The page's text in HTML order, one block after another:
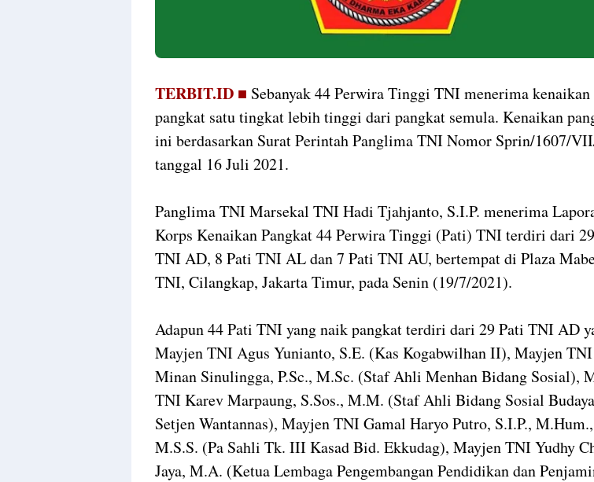
TERBIT.ID ■ Sebanyak 44 Perwira Tinggi TNI menerima kenaikan
pangkat satu tingkat lebih tinggi dari pangkat semula. Kenaikan
ini berdasarkan Surat Perintah Panglima TNI Nomor Sprin/1607/
tanggal 16 Juli 2021.
Panglima TNI Marsekal TNI Hadi Tjahjanto, S.I.P. menerima
Korps Kenaikan Pangkat 44 Perwira Tinggi (Pati) TNI terdiri dari
TNI AD, 8 Pati TNI AL dan 7 Pati TNI AU, bertempat di Plaza
TNI, Cilangkap, Jakarta Timur, pada Senin (19/7/2021).
Adapun 44 Pati TNI yang naik pangkat terdiri dari 29 Pati TNI AD
Mayjen TNI Agus Yunianto, S.E. (Kas Kogabwilhan II), Mayjen TNI
Minan Sinulingga, P.Sc., M.Sc. (Staf Ahli Menhan Bidang Sosial),
TNI Karev Marpaung, S.Sos., M.M. (Staf Ahli Bidang Sosial Budaya
Setjen Wantannas), Mayjen TNI Gamal Haryo Putro, S.I.P., M.Hum.,
M.S.S. (Pa Sahli Tk. III Kasad Bid. Ekkudag), Mayjen TNI Yudhy
Jaya, M.A. (Ketua Lembaga Pengembangan Pendidikan dan